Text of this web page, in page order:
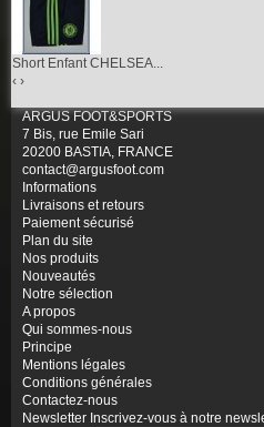
Short Enfant CHELSEA...
‹ ›
ARGUS FOOT&SPORTS
7 Bis, rue Emile Sari
20200 BASTIA, FRANCE
contact@argusfoot.com
Informations
Livraisons et retours
Paiement sécurisé
Plan du site
Nos produits
Nouveautés
Notre sélection
A propos
Qui sommes-nous
Principe
Mentions légales
Conditions générales
Contactez-nous
Newsletter Inscrivez-vous à notre